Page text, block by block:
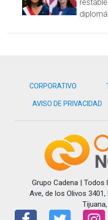
semanas.
cientos de personas
La sección XIV del Sindicato
personal del ayuntamiento
sus agremiados no
para garantizar su traslado.
Refuerzan seguridad en
La Secretaría de Seguridad
de la implementación de
principalmente en algunas
Hasta pasado el mediodía, la
CORPORATIVO
AVISO DE PRIVACIDAD
Grupo Cadena |
Ave, de los Olivos 3401,